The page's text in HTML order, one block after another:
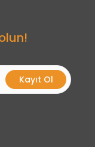
Kayıt Ol